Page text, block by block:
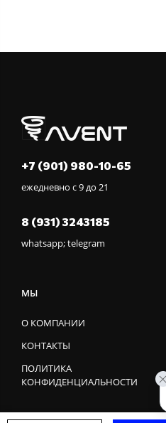
+7 (901) 980-10-65
ежедневно с 9 до 21
8 (931) 3243185
whatsapp; telegram
МЫ
О КОМПАНИИ
КОНТАКТЫ
ПОЛИТИКА
КОНФИДЕНЦИАЛЬНОСТИ